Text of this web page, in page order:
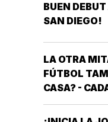
BUEN
SAN DIEGO!
LA OTRA
FÚTBOL
CASA? -
ENTRA A
BAJO EL